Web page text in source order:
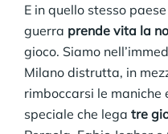
E in quello stesso
guerra prende vita la
gioco. Siamo
Milano distrutta, in
rimboccarsi le maniche
speciale che lega tre